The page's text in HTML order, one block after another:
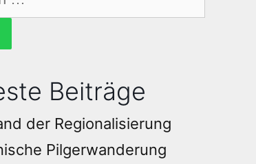
Beiträge
der Regionalisierung
Pilgerwanderung